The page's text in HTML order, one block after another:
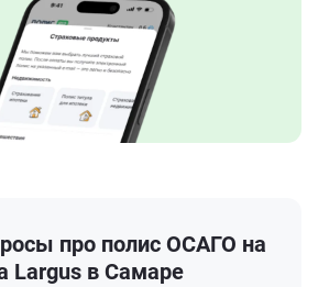
про полис ОСАГО на
Largus в Самаре